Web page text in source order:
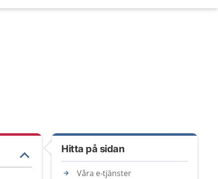
Hitta på sidan
Våra e-tjänster